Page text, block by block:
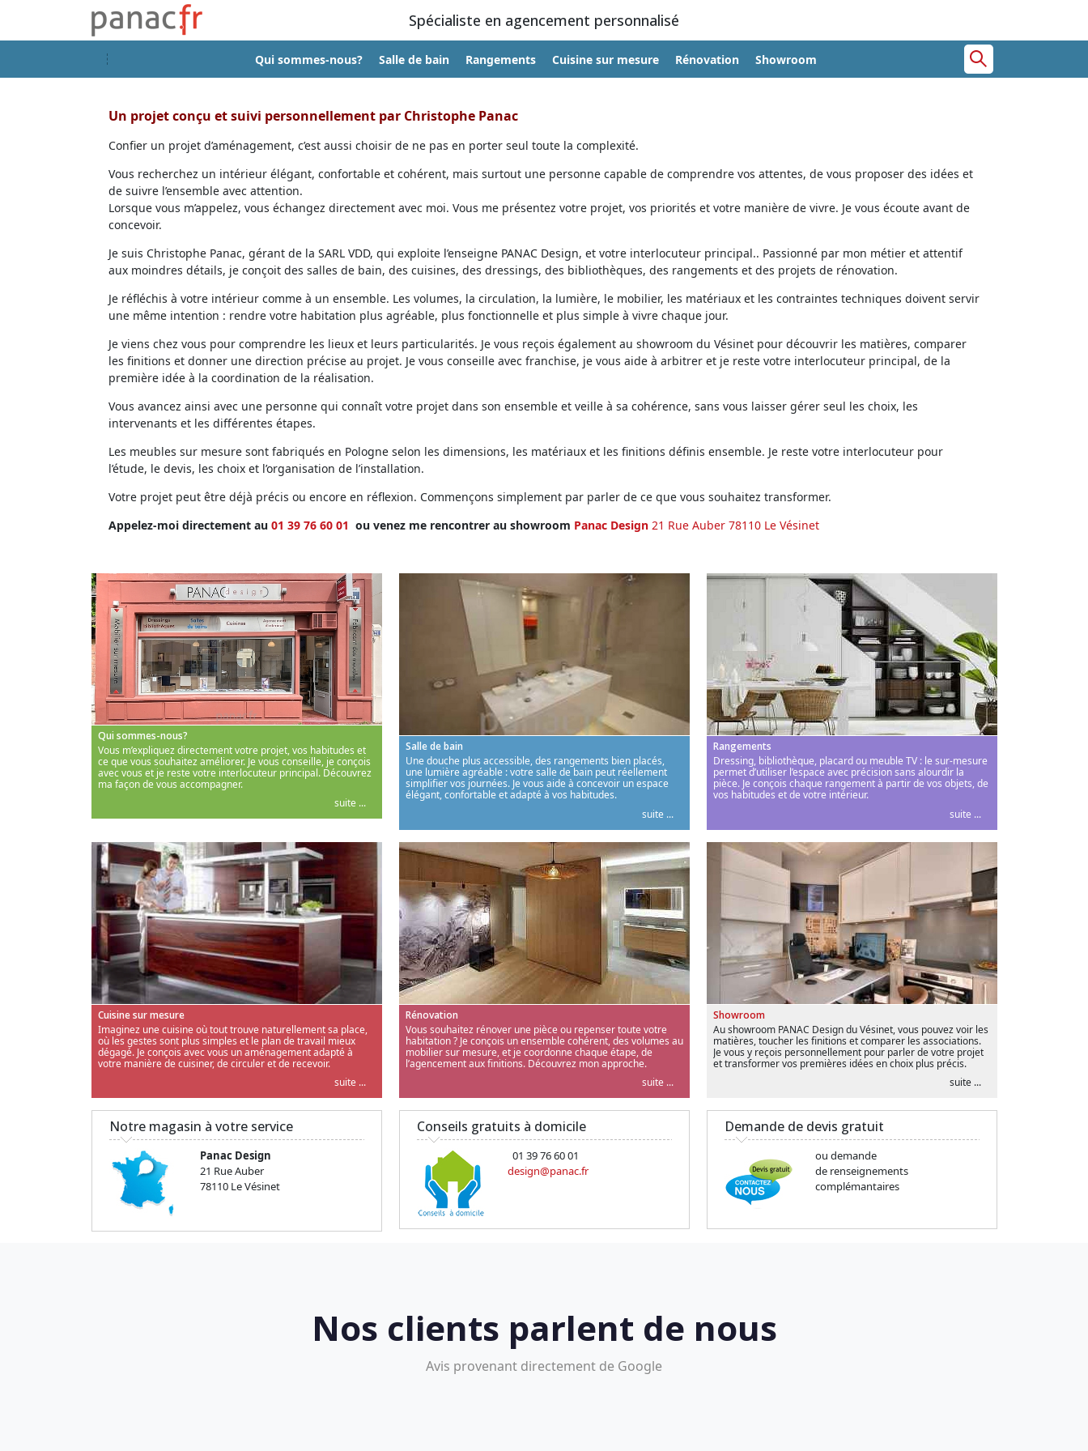
Spécialiste en agencement personnalisé
Qui sommes-nous? Salle de bain Rangements Cuisine sur mesure Rénovation Showroom
Un projet conçu et suivi personnellement par Christophe Panac
Confier un projet d’aménagement, c’est aussi choisir de ne pas en porter seul toute la complexité.
Vous recherchez un intérieur élégant, confortable et cohérent, mais surtout une personne capable de comprendre vos attentes, de vous proposer des idées et
de suivre l’ensemble avec attention.
Lorsque vous m’appelez, vous échangez directement avec moi. Vous me présentez votre projet, vos priorités et votre manière de vivre. Je vous écoute avant de
concevoir.
Je suis Christophe Panac, gérant de la SARL VDD, qui exploite l’enseigne PANAC Design, et votre interlocuteur principal.. Passionné par mon métier et attentif
aux moindres détails, je conçoit des salles de bain, des cuisines, des dressings, des bibliothèques, des rangements et des projets de rénovation.
Je réfléchis à votre intérieur comme à un ensemble. Les volumes, la circulation, la lumière, le mobilier, les matériaux et les contraintes techniques doivent servir
une même intention : rendre votre habitation plus agréable, plus fonctionnelle et plus simple à vivre chaque jour.
Je viens chez vous pour comprendre les lieux et leurs particularités. Je vous reçois également au showroom du Vésinet pour découvrir les matières, comparer
les finitions et donner une direction précise au projet. Je vous conseille avec franchise, je vous aide à arbitrer et je reste votre interlocuteur principal, de la
première idée à la coordination de la réalisation.
Vous avancez ainsi avec une personne qui connaît votre projet dans son ensemble et veille à sa cohérence, sans vous laisser gérer seul les choix, les
intervenants et les différentes étapes.
Les meubles sur mesure sont fabriqués en Pologne selon les dimensions, les matériaux et les finitions définis ensemble. Je reste votre interlocuteur pour
l’étude, le devis, les choix et l’organisation de l’installation.
Votre projet peut être déjà précis ou encore en réflexion. Commençons simplement par parler de ce que vous souhaitez transformer.
Appelez-moi directement au 01 39 76 60 01 ou venez me rencontrer au showroom Panac Design 21 Rue Auber 78110 Le Vésinet
Qui sommes-nous?
Vous m’expliquez directement votre projet, vos habitudes et
ce que vous souhaitez améliorer. Je vous conseille, je conçois
avec vous et je reste votre interlocuteur principal. Découvrez
ma façon de vous accompagner.
suite ...
Salle de bain
Une douche plus accessible, des rangements bien placés,
une lumière agréable : votre salle de bain peut réellement
simplifier vos journées. Je vous aide à concevoir un espace
élégant, confortable et adapté à vos habitudes.
suite ...
Rangements
Dressing, bibliothèque, placard ou meuble TV : le sur-mesure
permet d’utiliser l’espace avec précision sans alourdir la
pièce. Je conçois chaque rangement à partir de vos objets, de
vos habitudes et de votre intérieur.
suite ...
Cuisine sur mesure
Imaginez une cuisine où tout trouve naturellement sa place,
où les gestes sont plus simples et le plan de travail mieux
dégagé. Je conçois avec vous un aménagement adapté à
votre manière de cuisiner, de circuler et de recevoir.
suite ...
Rénovation
Vous souhaitez rénover une pièce ou repenser toute votre
habitation ? Je conçois un ensemble cohérent, des volumes au
mobilier sur mesure, et je coordonne chaque étape, de
l’agencement aux finitions. Découvrez mon approche.
suite ...
Showroom
Au showroom PANAC Design du Vésinet, vous pouvez voir les
matières, toucher les finitions et comparer les associations.
Je vous y reçois personnellement pour parler de votre projet
et transformer vos premières idées en choix plus précis.
suite ...
Notre magasin à votre service
Panac Design
21 Rue Auber
78110 Le Vésinet
Conseils gratuits à domicile
01 39 76 60 01
design@panac.fr
Demande de devis gratuit
ou demande
de renseignements
complémantaires
Nos clients parlent de nous
Avis provenant directement de Google